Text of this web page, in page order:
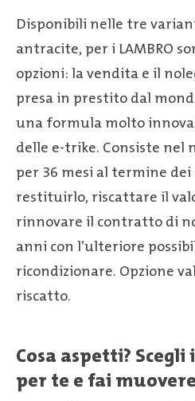
Disponibili nelle tre
antracite, per i LAMBRO
opzioni: la vendita e il
presa in prestito dal
una formula molto
delle e-trike. Consiste nel
per 36 mesi al termine dei
restituirlo, riscattare il
rinnovare il contratto di
anni con l’ulteriore
ricondizionare. Opzione
riscatto.
Cosa aspetti? Scegli
per te e fai